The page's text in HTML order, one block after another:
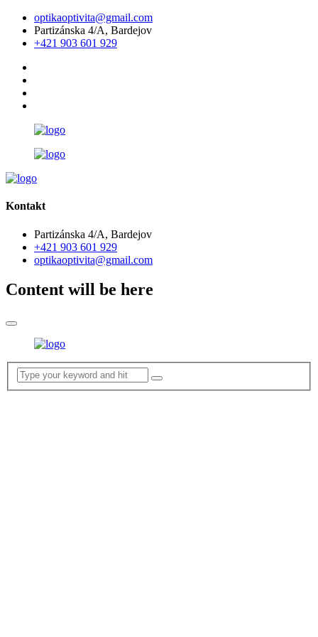
optikaoptivita@gmail.com
Partizánska 4/A, Bardejov
+421 903 601 929
Kontakt
Partizánska 4/A, Bardejov
+421 903 601 929
optikaoptivita@gmail.com
Content will be here